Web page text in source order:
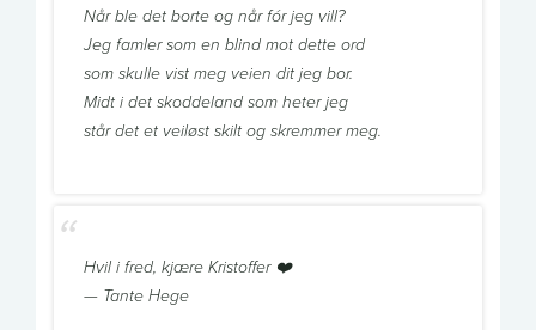
Når ble det borte og når fór jeg vill?
Jeg famler som en blind mot dette ord
som skulle vist meg veien dit jeg bor.
Midt i det skoddeland som heter jeg
står det et veiløst skilt og skremmer meg.
Hvil i fred, kjære Kristoffer ❤️
— Tante Hege